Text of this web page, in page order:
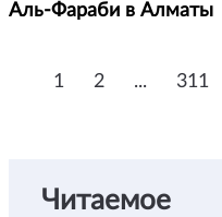
Аль-Фараби в Алматы
1 2 ... 311
Читаемое